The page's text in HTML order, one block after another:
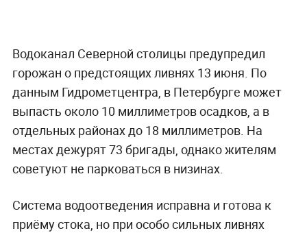
Водоканал Северной столицы предупредил
горожан о предстоящих ливнях 13 июня. По
данным Гидрометцентра, в Петербурге может
выпасть около 10 миллиметров осадков, а в
отдельных районах до 18 миллиметров. На
местах дежурят 73 бригады, однако жителям
советуют не парковаться в низинах.
Система водоотведения исправна и готова к
приёму стока, но при особо сильных ливнях